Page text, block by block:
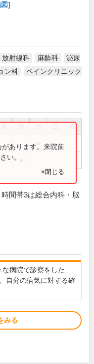
]
放射線科 麻酔科
泌尿
ン科
ペインクリニック
祝
●
あります。来院前
い。
×閉じる
間帯3は総合内科・脳
病院で診察をした
自分の病気に対する確
みる